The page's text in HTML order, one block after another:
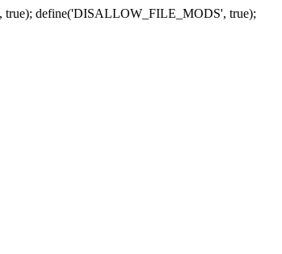
define('DISALLOW_FILE_MODS', true);